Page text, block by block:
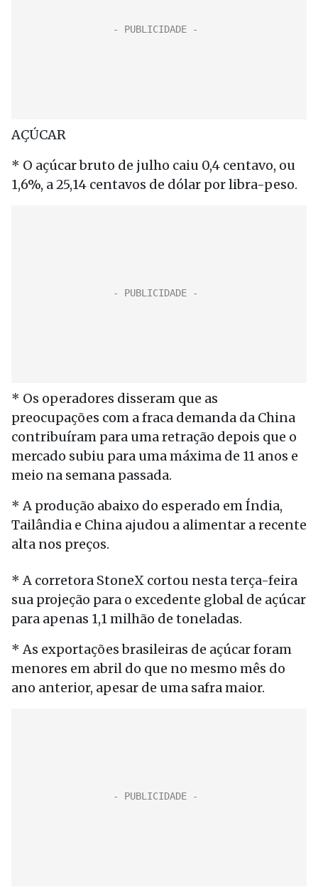
AÇÚCAR
* O açúcar bruto de julho caiu 0,4 centavo, ou
1,6%, a 25,14 centavos de dólar por libra-peso.
* Os operadores disseram que as
preocupações com a fraca demanda da China
contribuíram para uma retração depois que o
mercado subiu para uma máxima de 11 anos e
meio na semana passada.
* A produção abaixo do esperado em Índia,
Tailândia e China ajudou a alimentar a recente
alta nos preços.
* A corretora StoneX cortou nesta terça-feira
sua projeção para o excedente global de açúcar
para apenas 1,1 milhão de toneladas.
* As exportações brasileiras de açúcar foram
menores em abril do que no mesmo mês do
ano anterior, apesar de uma safra maior.